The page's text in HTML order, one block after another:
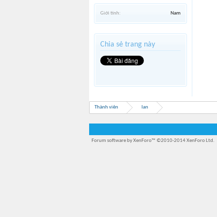
Giới tính: Nam
Chia sẻ trang này
Thành viên Ian
Forum software by XenForo™ ©2010-2014 XenForo Ltd.